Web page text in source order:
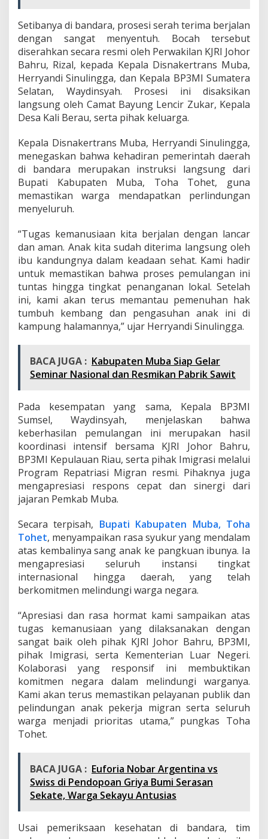
r
d
i
a
l
y
Setibanya di bandara, prosesi serah terima berjalan
dengan sangat menyentuh. Bocah tersebut
diserahkan secara resmi oleh Perwakilan KJRI Johor
Bahru, Rizal, kepada Kepala Disnakertrans Muba,
Herryandi Sinulingga, dan Kepala BP3MI Sumatera
Selatan, Waydinsyah. Prosesi ini disaksikan
langsung oleh Camat Bayung Lencir Zukar, Kepala
Desa Kali Berau, serta pihak keluarga.
Kepala Disnakertrans Muba, Herryandi Sinulingga,
menegaskan bahwa kehadiran pemerintah daerah
di bandara merupakan instruksi langsung dari
Bupati Kabupaten Muba, Toha Tohet, guna
memastikan warga mendapatkan perlindungan
menyeluruh.
“Tugas kemanusiaan kita berjalan dengan lancar
dan aman. Anak kita sudah diterima langsung oleh
ibu kandungnya dalam keadaan sehat. Kami hadir
untuk memastikan bahwa proses pemulangan ini
tuntas hingga tingkat penanganan lokal. Setelah
ini, kami akan terus memantau pemenuhan hak
tumbuh kembang dan pengasuhan anak ini di
kampung halamannya,” ujar Herryandi Sinulingga.
BACA JUGA : Kabupaten Muba Siap Gelar
Seminar Nasional dan Resmikan Pabrik Sawit
Pada kesempatan yang sama, Kepala BP3MI
Sumsel, Waydinsyah, menjelaskan bahwa
keberhasilan pemulangan ini merupakan hasil
koordinasi intensif bersama KJRI Johor Bahru,
BP3MI Kepulauan Riau, serta pihak Imigrasi melalui
Program Repatriasi Migran resmi. Pihaknya juga
mengapresiasi respons cepat dan sinergi dari
jajaran Pemkab Muba.
Secara terpisah, Bupati Kabupaten Muba, Toha
Tohet, menyampaikan rasa syukur yang mendalam
atas kembalinya sang anak ke pangkuan ibunya. Ia
mengapresiasi seluruh instansi tingkat
internasional hingga daerah, yang telah
berkomitmen melindungi warga negara.
“Apresiasi dan rasa hormat kami sampaikan atas
tugas kemanusiaan yang dilaksanakan dengan
sangat baik oleh pihak KJRI Johor Bahru, BP3MI,
pihak Imigrasi, serta Kementerian Luar Negeri.
Kolaborasi yang responsif ini membuktikan
komitmen negara dalam melindungi warganya.
Kami akan terus memastikan pelayanan publik dan
pelindungan anak pekerja migran serta seluruh
warga menjadi prioritas utama,” pungkas Toha
Tohet.
BACA JUGA : Euforia Nobar Argentina vs
Swiss di Pendopoan Griya Bumi Serasan
Sekate, Warga Sekayu Antusias
Usai pemeriksaan kesehatan di bandara, tim